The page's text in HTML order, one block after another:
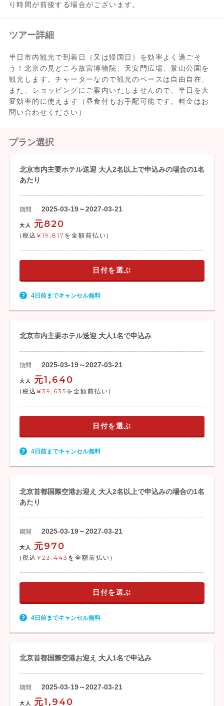
り時間が前後する場合がございます。
ツアー詳細
半日市内観光で到着日（又は帰国日）を効率よく過ごそ
う！北京の見どころ故宮博物院、天安門広場、景山公園を
観光します。チャーターなので観光のペースは自由自在、
また、ショッピングにご案内いたしませんので、半日を大
変効率的に使えます（昼食付もお手配可能です。料金はお
問い合わせください）
プラン選択
北京市内主要ホテル送迎 大人2名以上で申込みの場合の1名
あたり
期間 2025-03-19～2027-03-21
大人 元820
(税込 ¥19,817 を全額前払い)
日付を選ぶ
4日前までキャンセル無料
北京市内主要ホテル送迎 大人1名で申込み
期間 2025-03-19～2027-03-21
大人 元1,640
(税込 ¥39,635 を全額前払い)
日付を選ぶ
4日前までキャンセル無料
北京首都国際空港お迎え 大人2名以上で申込みの場合の1名
あたり
期間 2025-03-19～2027-03-21
大人 元970
(税込 ¥23,443 を全額前払い)
日付を選ぶ
4日前までキャンセル無料
北京首都国際空港お迎え 大人1名で申込み
期間 2025-03-19～2027-03-21
大人 元1,940